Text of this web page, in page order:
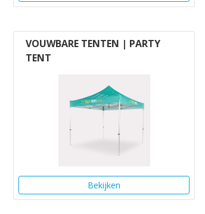
VOUWBARE TENTEN | PARTY
TENT
Bekijken